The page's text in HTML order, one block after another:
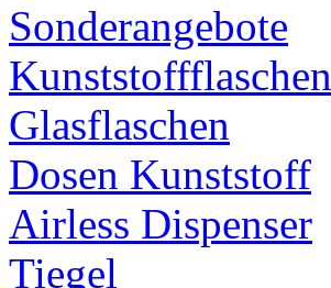
Sonderangebote
Kunststoffflaschen
Glasflaschen
Dosen Kunststoff
Airless Dispenser
Tiegel